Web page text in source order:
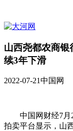
山西尧都农商银
续3年下滑
2022-07-21中国网
中国网财经7月
拍卖平台显示，山